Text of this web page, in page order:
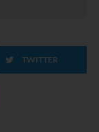
TWITTER